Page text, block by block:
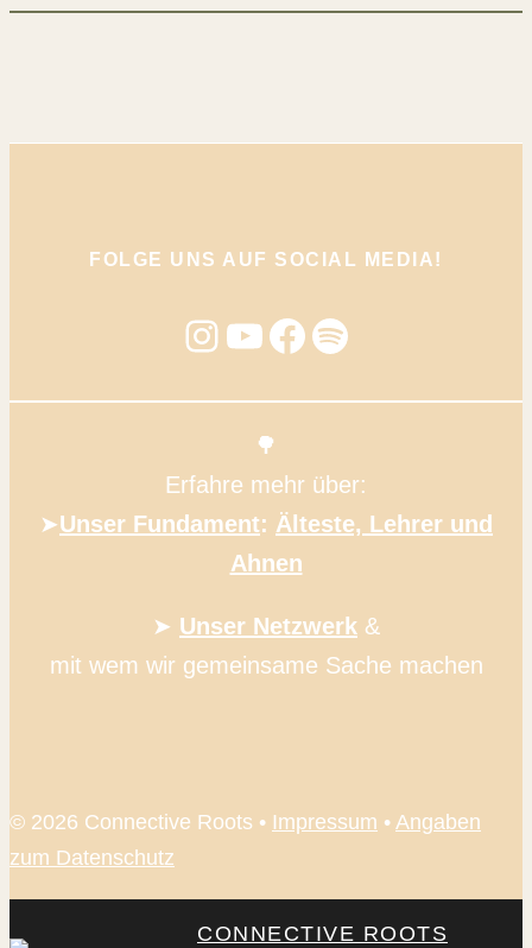
FOLGE UNS AUF SOCIAL MEDIA!
Instagram
YouTube
Facebook
Spotify
🌳
Erfahre mehr über:
➤Unser Fundament: Älteste, Lehrer und
Ahnen
➤ Unser Netzwerk &
mit wem wir gemeinsame Sache machen
© 2026 Connective Roots • Impressum • Angaben
zum Datenschutz
CONNECTIVE ROOTS